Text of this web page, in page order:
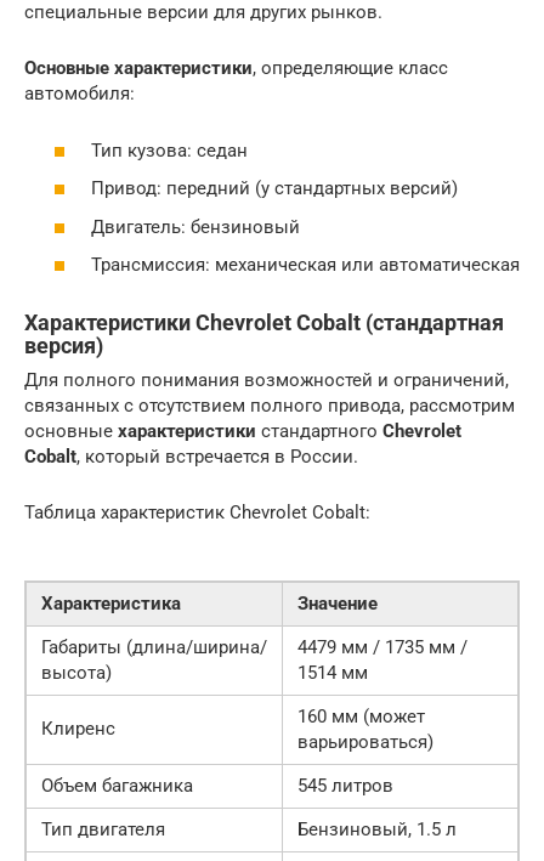
специальные версии для других рынков.
Основные характеристики, определяющие класс
автомобиля:
Тип кузова: седан
Привод: передний (у стандартных версий)
Двигатель: бензиновый
Трансмиссия: механическая или автоматическая
Характеристики Chevrolet Cobalt (стандартная
версия)
Для полного понимания возможностей и ограничений,
связанных с отсутствием полного привода, рассмотрим
основные характеристики стандартного Chevrolet
Cobalt, который встречается в России.
Таблица характеристик Chevrolet Cobalt:
Характеристика
Значение
Габариты (длина/ширина/
высота)
4479 мм / 1735 мм /
1514 мм
Клиренс
160 мм (может
варьироваться)
Объем багажника
545 литров
Тип двигателя
Бензиновый, 1.5 л